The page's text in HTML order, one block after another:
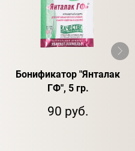
Бонификатор "Янталак
ГФ", 5 гр.
90 руб.